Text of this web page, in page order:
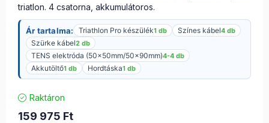
triatlon. 4 csatorna, akkumulátoros.
Ár tartalma: Triathlon Pro készülék1 db Színes kábel4 db
Szürke kábel2 db
TENS elektróda (50x50mm/50x90mm)4-4 db
Akkutöltő1 db Hordtáska1 db
Raktáron
159 975 Ft